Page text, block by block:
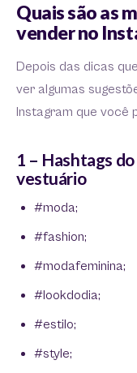
Quais são as
vender no
Depois das dicas
ver algumas
Instagram que você
1 – Hashtags
vestuário
#moda;
#fashion;
#modafeminina;
#lookdodia;
#estilo;
#style;